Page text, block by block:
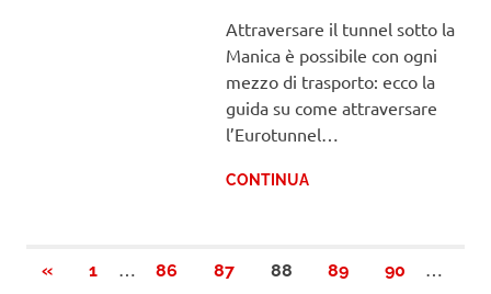
Attraversare il tunnel sotto la
Manica è possibile con ogni
mezzo di trasporto: ecco la
guida su come attraversare
l’Eurotunnel…
CONTINUA
Paginazione
«PRECEDENTI
1 … 86 87 88 89 90 …